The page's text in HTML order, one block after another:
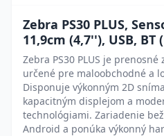
Zebra PS30 PLUS,
11,9cm (4,7''), USB, BT
Zebra PS30 PLUS je
určené pre maloobchodné a
Disponuje výkonným 2D
kapacitným displejom a
technológiami. Zariadenie
Android a ponúka výkonný